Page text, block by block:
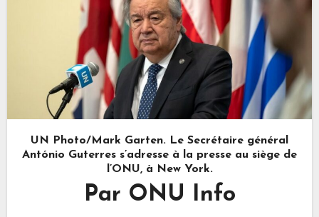
UN Photo/Mark Garten. Le Secrétaire général
António Guterres s’adresse à la presse au siège de
l’ONU, à New York.
Par ONU Info